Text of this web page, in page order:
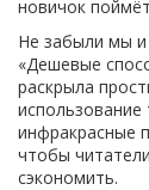
новичок
Не забыли мы
«Дешевые
раскрыла
инфракрасные
чтобы
сэкономить.